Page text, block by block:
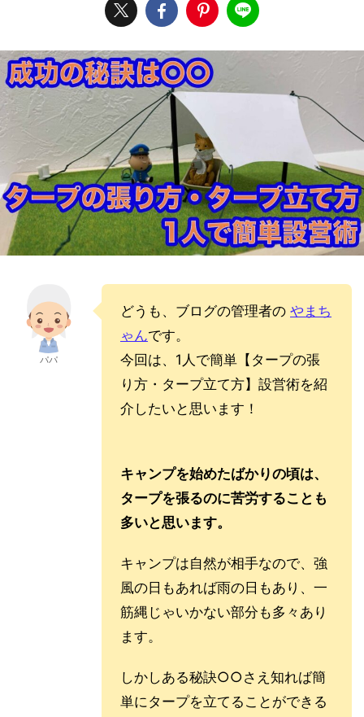
パパ
どうも、ブログの管理者の やまち
ゃんです。
今回は、1人で簡単【タープの張
り方・タープ立て方】設営術を紹
介したいと思います！
キャンプを始めたばかりの頃は、
タープを張るのに苦労することも
多いと思います。
キャンプは自然が相手なので、強
風の日もあれば雨の日もあり、一
筋縄じゃいかない部分も多々あり
ます。
しかしある秘訣○○さえ知れば簡
単にタープを立てることができる